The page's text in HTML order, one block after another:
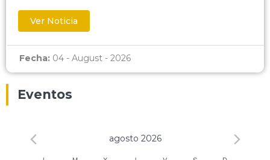
Ver Noticia
Fecha: 04 - August - 2026
Eventos
agosto 2026